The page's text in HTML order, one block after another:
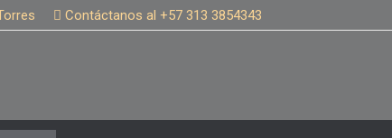
Contáctanos al +57 313 3854343